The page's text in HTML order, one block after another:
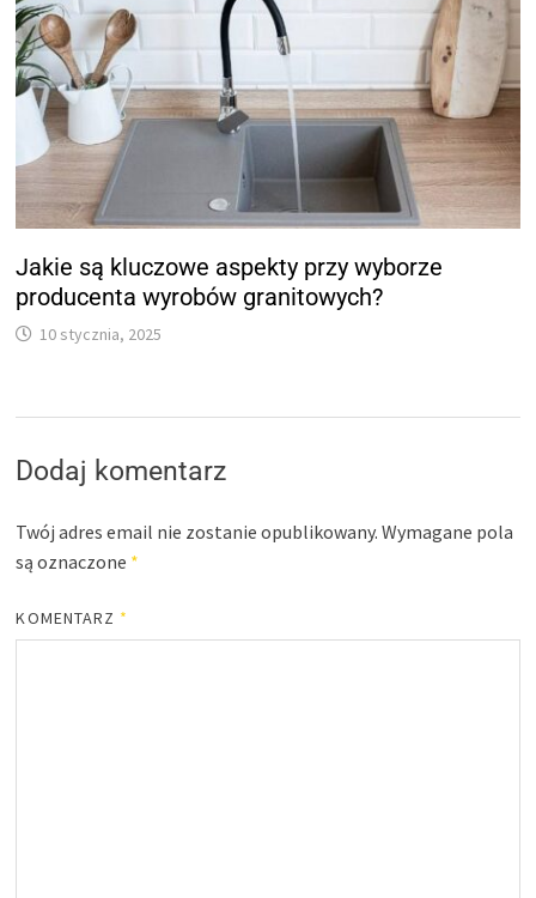
Jakie są kluczowe aspekty przy wyborze
producenta wyrobów granitowych?
10 stycznia, 2025
Dodaj komentarz
Twój adres email nie zostanie opublikowany. Wymagane pola
są oznaczone *
KOMENTARZ *